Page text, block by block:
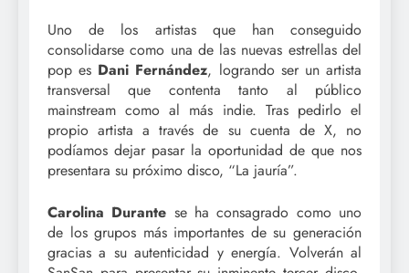
Uno de los artistas que han conseguido
consolidarse como una de las nuevas estrellas del
pop es Dani Fernández, logrando ser un artista
transversal que contenta tanto al público
mainstream como al más indie. Tras pedirlo el
propio artista a través de su cuenta de X, no
podíamos dejar pasar la oportunidad de que nos
presentara su próximo disco, “La jauría”.
Carolina Durante se ha consagrado como uno
de los grupos más importantes de su generación
gracias a su autenticidad y energía. Volverán al